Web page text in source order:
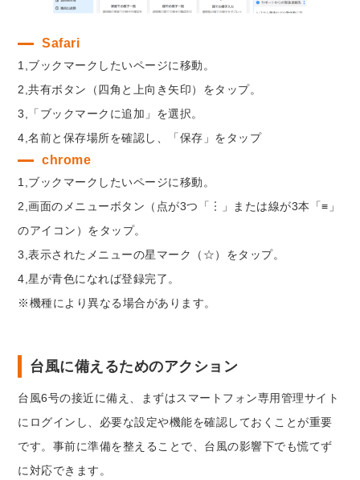
Safari
1,ブックマークしたいページに移動。
2,共有ボタン（四角と上向き矢印）をタップ。
3,「ブックマークに追加」を選択。
4,名前と保存場所を確認し、「保存」をタップ
chrome
1,ブックマークしたいページに移動。
2,画面のメニューボタン（点が3つ「︙」または線が3本「≡」
のアイコン）をタップ。
3,表示されたメニューの星マーク（☆）をタップ。
4,星が青色になれば登録完了。
※機種により異なる場合があります。
台風に備えるためのアクション
台風6号の接近に備え、まずはスマートフォン専用管理サイト
にログインし、必要な設定や機能を確認しておくことが重要
です。事前に準備を整えることで、台風の影響下でも慌てず
に対応できます。